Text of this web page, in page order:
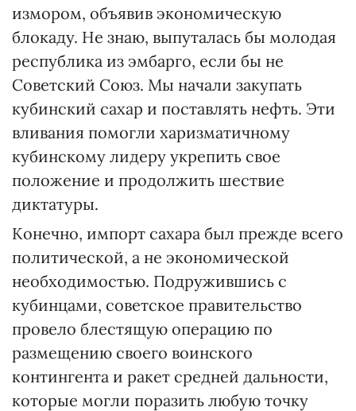
измором, объявив экономическую
блокаду. Не знаю, выпуталась бы молодая
республика из эмбарго, если бы не
Советский Союз. Мы начали закупать
кубинский сахар и поставлять нефть. Эти
вливания помогли харизматичному
кубинскому лидеру укрепить свое
положение и продолжить шествие
диктатуры.
Конечно, импорт сахара был прежде всего
политической, а не экономической
необходимостью. Подружившись с
кубинцами, советское правительство
провело блестящую операцию по
размещению своего воинского
контингента и ракет средней дальности,
которые могли поразить любую точку